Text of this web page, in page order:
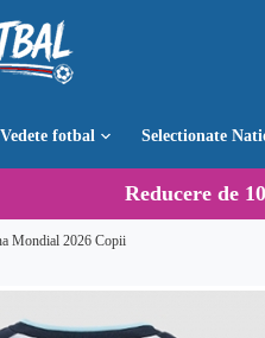
Vedete fotbal Selectionate
Reducere de
Mondial 2026 Copii